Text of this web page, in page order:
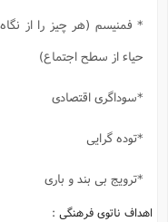
* فمنیسم (هر چیز را از
حیاء از سطح اجتماع)
*سوداگری اقتصادی
*توده گرایی
*ترویج بی بند و باری
اهداف ناتوی فرهنگی :